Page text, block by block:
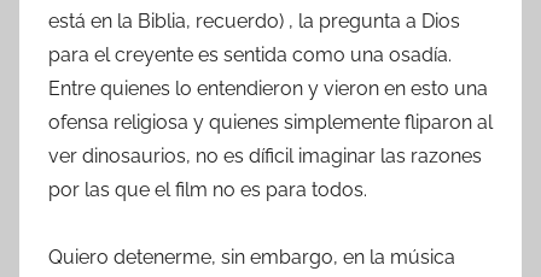
está en la Biblia, recuerdo) , la pregunta a Dios
para el creyente es sentida como una osadía.
Entre quienes lo entendieron y vieron en esto una
ofensa religiosa y quienes simplemente fliparon al
ver dinosaurios, no es díficil imaginar las razones
por las que el film no es para todos.
Quiero detenerme, sin embargo, en la música